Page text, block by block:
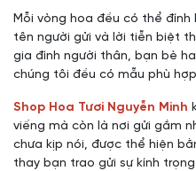
Mỗi vòng hoa đều có thể đính
tên người gửi và lời tiễn biệt
gia đình người thân, bạn bè
chúng tôi đều có mẫu phù
Shop Hoa Tươi Nguyễn Minh
viếng mà còn là nơi gửi gắm
chưa kịp nói, được thể hiện
thay bạn trao gửi sự kính